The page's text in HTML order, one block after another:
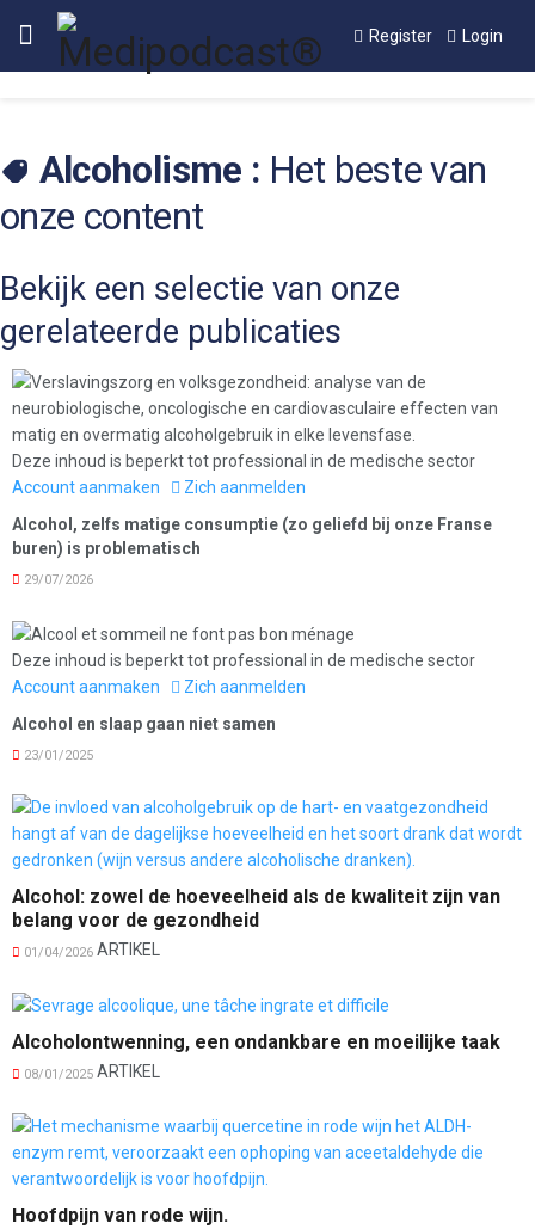
Register Login
Alcoholisme : Het beste van
onze content
Bekijk een selectie van onze
gerelateerde publicaties
Deze inhoud is beperkt tot professional in de medische sector
Account aanmaken
Zich aanmelden
Alcohol, zelfs matige consumptie (zo geliefd bij onze Franse
buren) is problematisch
29/07/2026
Deze inhoud is beperkt tot professional in de medische sector
Account aanmaken
Zich aanmelden
Alcohol en slaap gaan niet samen
23/01/2025
Alcohol: zowel de hoeveelheid als de kwaliteit zijn van
belang voor de gezondheid
01/04/2026 ARTIKEL
Alcoholontwenning, een ondankbare en moeilijke taak
08/01/2025 ARTIKEL
Hoofdpijn van rode wijn.